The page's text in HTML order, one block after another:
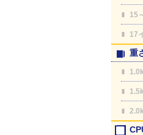
15
17
重